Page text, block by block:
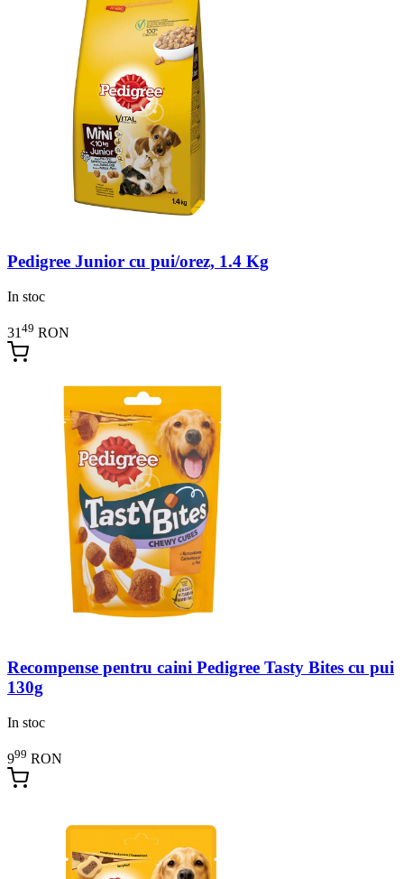
Pedigree Junior cu pui/orez, 1.4 Kg
In stoc
31 49 RON
Recompense pentru caini Pedigree Tasty Bites cu pui
130g
In stoc
999 RON